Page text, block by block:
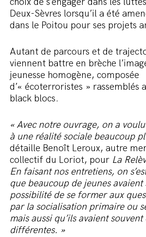
Deux-Sèvres lorsqu’il a été
dans le Poitou pour ses projets
Autant de parcours et de
viennent battre en brèche
jeunesse homogène, composée
d’« écoterroristes » rassemblés
black blocs.
« Avec notre ouvrage, on a
à une réalité sociale beaucoup
détaille Benoît Leroux, autre
collectif du Loriot, pour La
En faisant nos entretiens, on
que beaucoup de jeunes avaient
possibilité de se former aux
par la socialisation primaire ou
mais aussi qu’ils avaient
différentes. »